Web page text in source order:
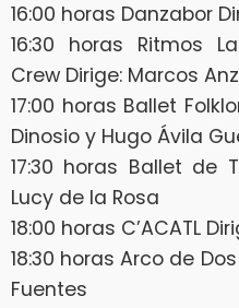
16:00 horas Danzabor
16:30 horas Ritmos
Crew Dirige: Marcos
17:00 horas Ballet
Dinosio y Hugo Ávila
17:30 horas Ballet de
Lucy de la Rosa
18:00 horas C’ACATL
18:30 horas Arco de
Fuentes